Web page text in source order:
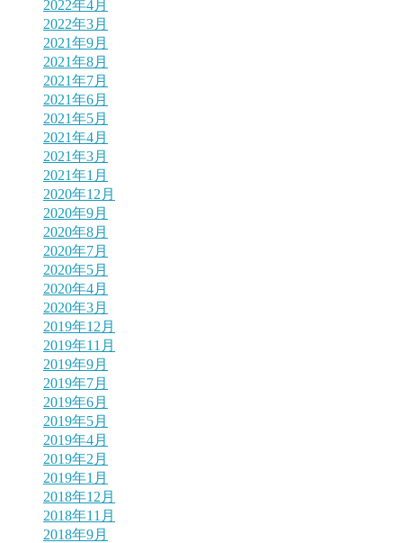
2022年4月
2022年3月
2021年9月
2021年8月
2021年7月
2021年6月
2021年5月
2021年4月
2021年3月
2021年1月
2020年12月
2020年9月
2020年8月
2020年7月
2020年5月
2020年4月
2020年3月
2019年12月
2019年11月
2019年9月
2019年7月
2019年6月
2019年5月
2019年4月
2019年2月
2019年1月
2018年12月
2018年11月
2018年9月